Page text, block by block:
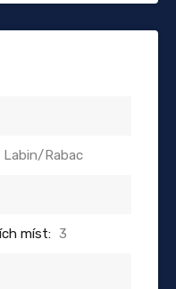
Labin/Rabac
míst: 3